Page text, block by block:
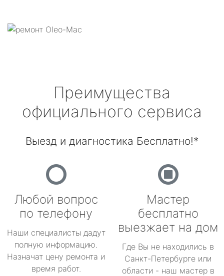
Преимущества
официального сервиса
Выезд и диагностика Бесплатно!*
Любой вопрос
по телефону
Наши специалисты дадут
полную информацию.
Назначат цену ремонта и
время работ.
Мастер
бесплатно
выезжает на дом
Где Вы не находились в
Санкт-Петербурге или
области - наш мастер в